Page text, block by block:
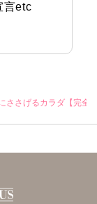
言etc
さげるカラダ【完全